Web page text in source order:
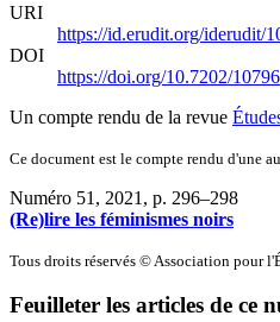
URI
https://id.erudit.org/iderudit/
DOI
https://doi.org/10.7202/
Un compte rendu de la revue
Ce document est le compte rendu d'une
Numéro 51, 2021 , p. 296–298
(Re)lire les féminismes noirs
Tous droits réservés © Association pour
Feuilleter les articles de ce